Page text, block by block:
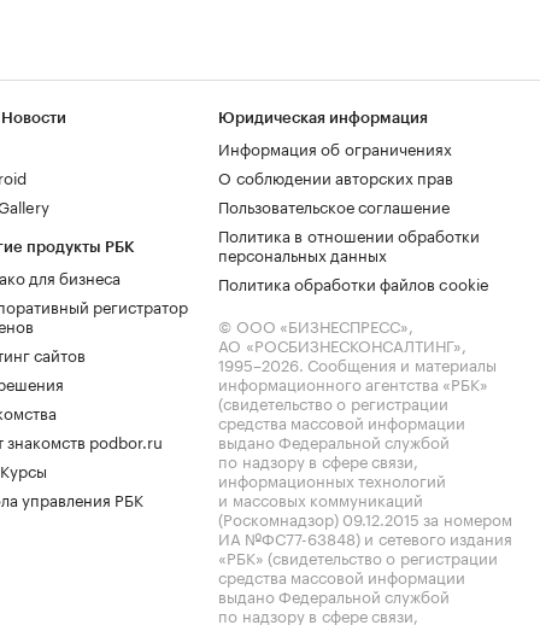
продукты РБК
для бизнеса
регистратор
сайтов
знакомств podbor.ru
управления РБК
Юридическая информация
Информация об ограничениях
О соблюдении авторских прав
Пользовательское соглашение
Политика в отношении обработки
персональных данных
Политика обработки файлов cookie
© ООО «БИЗНЕСПРЕСС»,
АО «РОСБИЗНЕСКОНСАЛТИНГ»,
1995–2026. Сообщения и материалы
информационного агентства «РБК»
(свидетельство о регистрации
средства массовой информации
выдано Федеральной службой
по надзору в сфере связи,
информационных технологий
и массовых коммуникаций
(Роскомнадзор) 09.12.2015 за номером
ИА №ФС77-63848) и сетевого издания
«РБК» (свидетельство о регистрации
средства массовой информации
выдано Федеральной службой
по надзору в сфере связи,